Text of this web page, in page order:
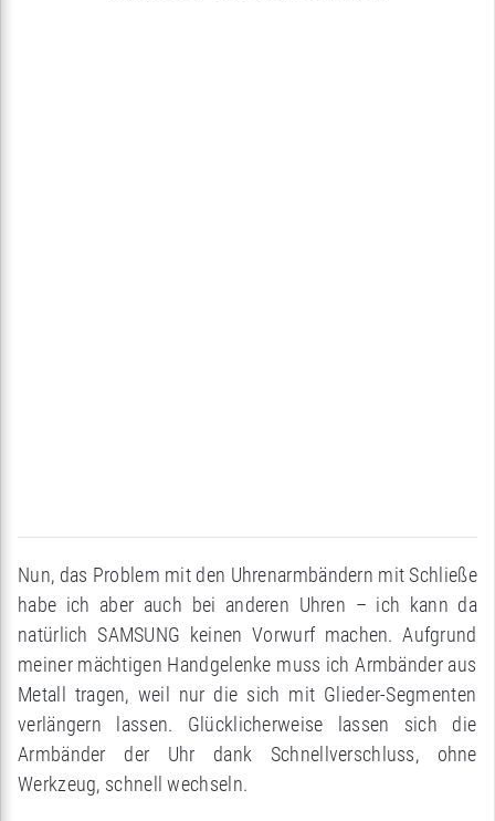
Nun, das Problem mit den Uhrenarmbändern mit Schließe
habe ich aber auch bei anderen Uhren – ich kann da
natürlich SAMSUNG keinen Vorwurf machen. Aufgrund
meiner mächtigen Handgelenke muss ich Armbänder aus
Metall tragen, weil nur die sich mit Glieder-Segmenten
verlängern lassen. Glücklicherweise lassen sich die
Armbänder der Uhr dank Schnellverschluss, ohne
Werkzeug, schnell wechseln.